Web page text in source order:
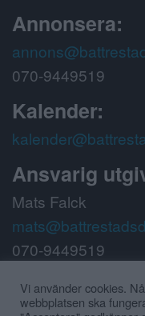
Annonsera:
070-9449519
Kalender:
Ansvarig
Mats Falck
070-9449519
Följ oss på:
Vi använder cookies.
webbplatsen ska